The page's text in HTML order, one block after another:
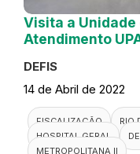
Visita a Unidade
Atendimento
DEFIS
14 de Abril de 2022
FISCALIZAÇÃO
RIO
HOSPITAL GERAL
METROPOLITANA II